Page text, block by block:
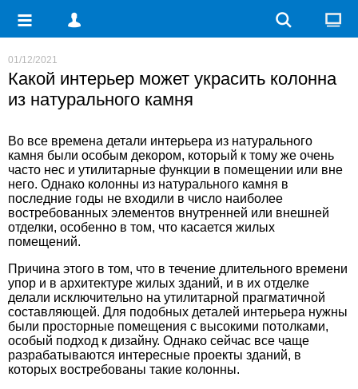
01/12/2021
Какой интерьер может украсить колонна
из натурального камня
Во все времена детали интерьера из натурального
камня были особым декором, который к тому же очень
часто нес и утилитарные функции в помещении или вне
него. Однако колонны из натурального камня в
последние годы не входили в число наиболее
востребованных элементов внутренней или внешней
отделки, особенно в том, что касается жилых
помещений.
Причина этого в том, что в течение длительного времени
упор и в архитектуре жилых зданий, и в их отделке
делали исключительно на утилитарной прагматичной
составляющей. Для подобных деталей интерьера нужны
были просторные помещения с высокими потолками,
особый подход к дизайну. Однако сейчас все чаще
разрабатываются интересные проекты зданий, в
которых востребованы такие колонны.